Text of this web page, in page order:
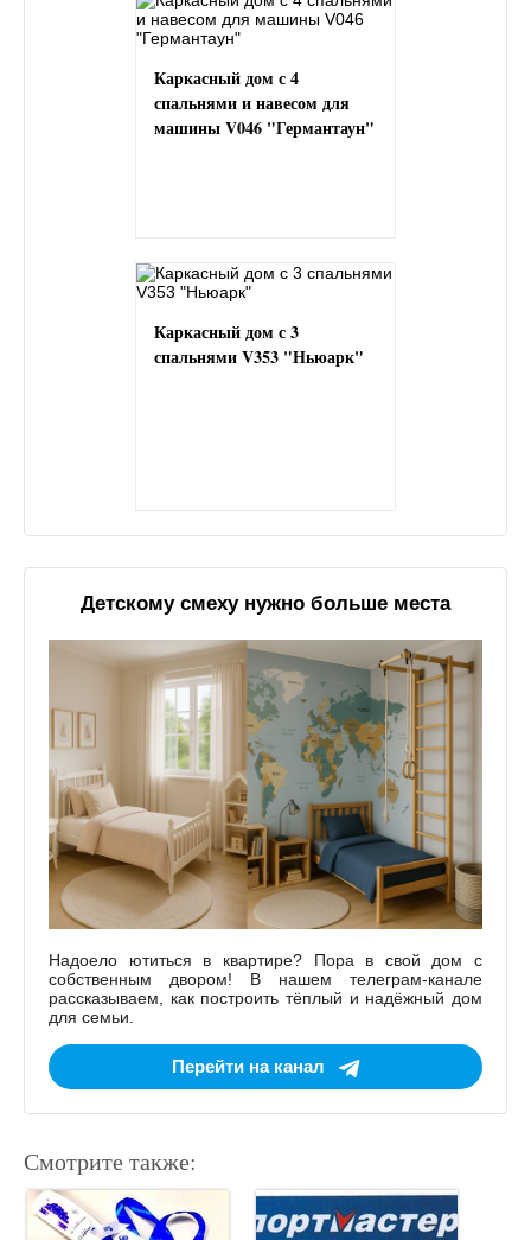
Каркасный дом с 4
спальнями и навесом для
машины V046 "Германтаун"
Каркасный дом с 3
спальнями V353 "Ньюарк"
Детскому смеху нужно больше места
Надоело ютиться в квартире? Пора в свой дом с
собственным двором! В нашем телеграм-канале
рассказываем, как построить тёплый и надёжный дом
для семьи.
Перейти на канал
Смотрите также: